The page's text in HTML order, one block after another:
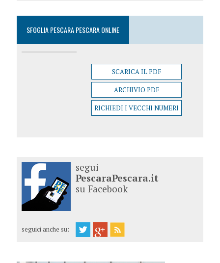
SFOGLIA PESCARA PESCARA ONLINE
SCARICA IL PDF
ARCHIVIO PDF
RICHIEDI I VECCHI NUMERI
segui
PescaraPescara.it
su Facebook
seguici anche su: